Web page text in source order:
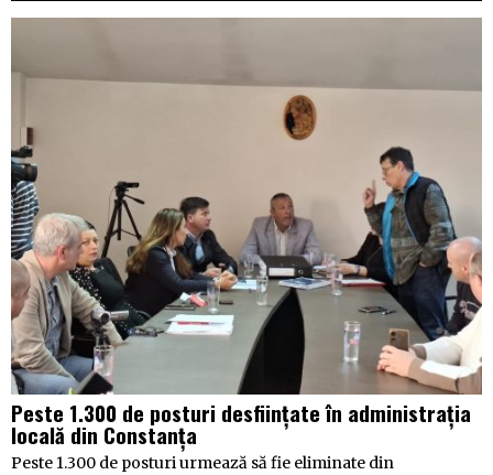
Peste 1.300 de posturi desființate în administrația
locală din Constanța
Peste 1.300 de posturi urmează să fie eliminate din